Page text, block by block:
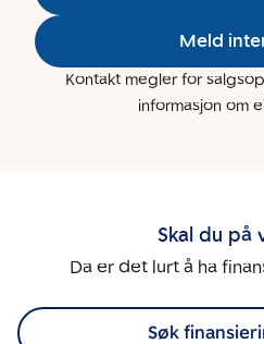
Meld
Kontakt megler for
informasjon om
Skal du på
Da er det lurt å ha
Søk